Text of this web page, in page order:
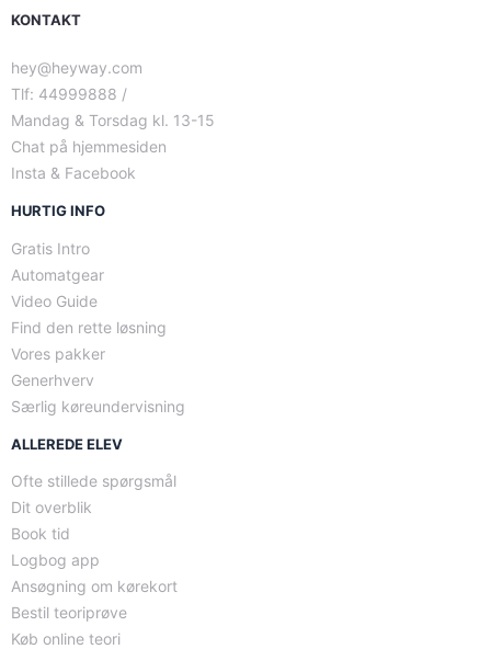
KONTAKT
hey@heyway.com
Tlf: 44999888 /
Mandag & Torsdag kl. 13-15
Chat på hjemmesiden
Insta & Facebook
HURTIG INFO
Gratis Intro
Automatgear
Video Guide
Find den rette løsning
Vores pakker
Generhverv
Særlig køreundervisning
ALLEREDE ELEV
Ofte stillede spørgsmål
Dit overblik
Book tid
Logbog app
Ansøgning om kørekort
Bestil teoriprøve
Køb online teori